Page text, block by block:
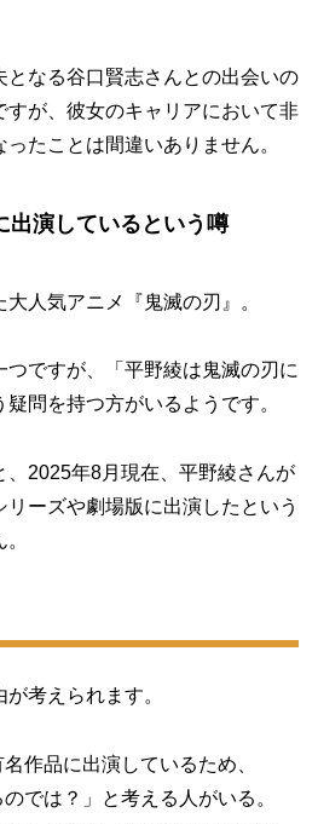
となる谷口賢志さんとの出会いの
すが、彼女のキャリアにおいて非
たことは間違いありません。
出演しているという噂
人気アニメ『鬼滅の刃』。
ですが、「平野綾は鬼滅の刃に
問を持つ方がいるようです。
2025年8月現在、平野綾さんが
リーズや劇場版に出演したという
考えられます。
作品に出演しているため、
のでは？」と考える人がいる。